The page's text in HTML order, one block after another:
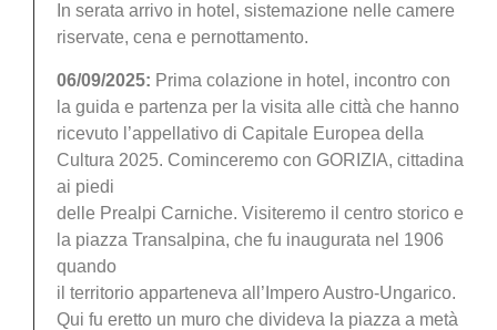
In serata arrivo in hotel, sistemazione nelle camere
riservate, cena e pernottamento.
06/09/2025: Prima colazione in hotel, incontro con
la guida e partenza per la visita alle città che hanno
ricevuto l’appellativo di Capitale Europea della
Cultura 2025. Cominceremo con GORIZIA, cittadina
ai piedi
delle Prealpi Carniche. Visiteremo il centro storico e
la piazza Transalpina, che fu inaugurata nel 1906
quando
il territorio apparteneva all’Impero Austro-Ungarico.
Qui fu eretto un muro che divideva la piazza a metà